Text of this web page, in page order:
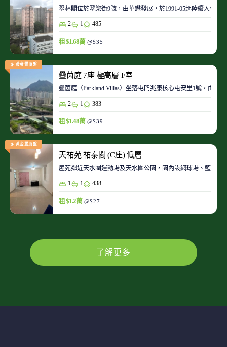
翠林閣位於翠樂街9號，由華懋發展，於1991-05起陸續入伙
2 1 485
租 $1.68萬 @$35
黃金置頂盤
疊茵庭 7座 極高層 F室
疊茵庭（Parkland Villas）坐落屯門兆康核心屯安里1號，由
2 1 383
租 $1.48萬 @$39
黃金置頂盤
天祐苑 祐泰閣 (C座) 低層
屋苑鄰近天水圍運動場及天水圍公園，園內設網球場、籃球
1 1 438
租 $1.2萬 @$27
了解更多